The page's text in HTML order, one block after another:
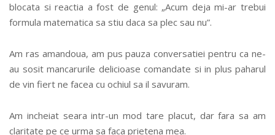
blocata si reactia a fost de genul: „Acum deja mi-ar trebui
formula matematica sa stiu daca sa plec sau nu”.
Am ras amandoua, am pus pauza conversatiei pentru ca ne-
au sosit mancarurile delicioase comandate si in plus paharul
de vin fiert ne facea cu ochiul sa il savuram.
Am incheiat seara intr-un mod tare placut, dar fara sa am
claritate pe ce urma sa faca prietena mea.